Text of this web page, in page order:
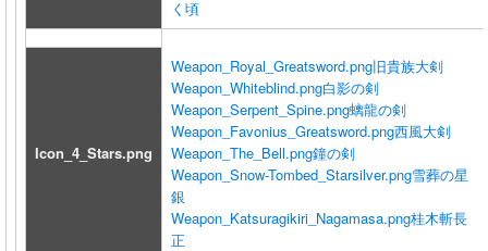
く頃
Icon_4_Stars.png
Weapon_Royal_Greatsword.png旧貴族大剣
Weapon_Whiteblind.png白影の剣
Weapon_Serpent_Spine.png螭龍の剣
Weapon_Favonius_Greatsword.png西風大剣
Weapon_The_Bell.png鐘の剣
Weapon_Snow-Tombed_Starsilver.png雪葬の星
銀
Weapon_Katsuragikiri_Nagamasa.png桂木斬長
正